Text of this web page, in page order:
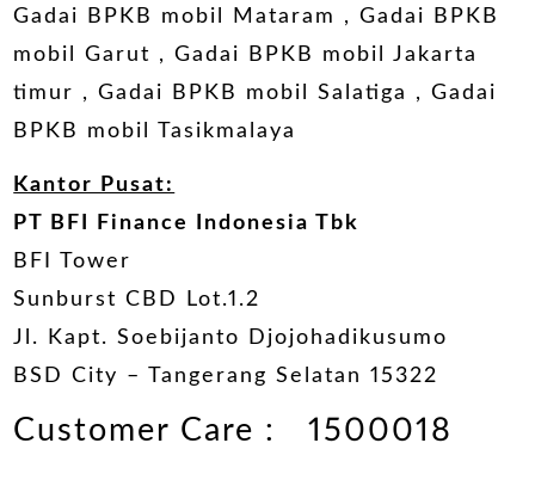
Gadai BPKB mobil Mataram
,Gadai BPKB
mobil Garut ,Gadai BPKB mobil Jakarta
timur ,Gadai BPKB mobil Salatiga ,Gadai
BPKB mobil Tasikmalaya
Kantor Pusat:
PT BFI Finance
Indonesia Tbk
BFI Tower
Sunburst CBD Lot.1.2
Jl. Kapt. Soebijanto Djojohadikusumo
BSD City – Tangerang Selatan 15322
Customer Care : 1500018